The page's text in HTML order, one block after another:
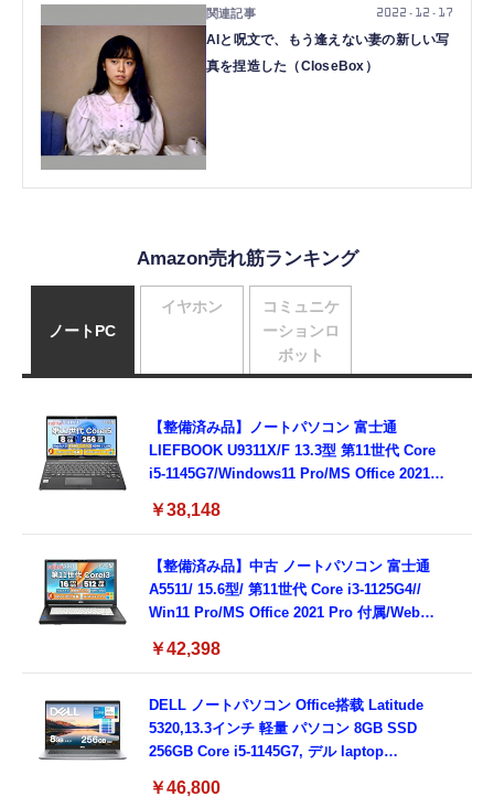
AIと呪文で、もう逢えない妻の新しい写
真を捏造した（CloseBox）
2022.12.17
Amazon売れ筋ランキング
ノートPC
【整備済み品】ノートパソコン 富士通
LIEFBOOK U9311X/F 13.3型 第11世代 Core
i5-1145G7/Windows11 Pro/MS Office 2021搭
Type-C/360度回転対応/有線静音マウス付
8GB,SSD256GB)
￥38,148
【整備済み品】中古 ノートパソコン 富士通
A5511/ 15.6型/ 第11世代 Core i3-1125G4//
Win11 Pro/MS Office 2021 Pro 付属/Webカ
3.0)/ 有線静音マウス付属/ 180日保証（メモリ
￥42,398
DELL ノートパソコン Office搭载 Latitude
5320,13.3インチ 軽量 パソコン 8GB SSD
256GB Core i5-1145G7, デル laptop
ド付き (整備済み品)
￥46,800
イヤホン
コミュニケ
ーションロ
ボット